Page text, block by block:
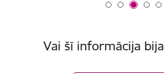
Vai šī informācija